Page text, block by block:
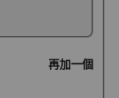
再加一個